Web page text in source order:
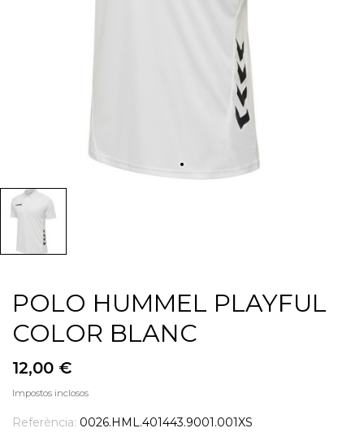
POLO HUMMEL PLAYFUL
COLOR BLANC
12,00 €
Impostos inclosos
Referència: 0026.HML.401443.9001.001XS